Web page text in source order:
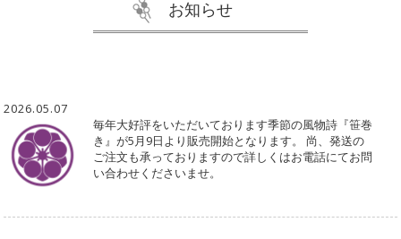
お知らせ
2026.05.07
毎年大好評をいただいております季節の風物詩『笹巻
き』が5月9日より販売開始となります。 尚、発送の
ご注文も承っておりますので詳しくはお電話にてお問
い合わせくださいませ。